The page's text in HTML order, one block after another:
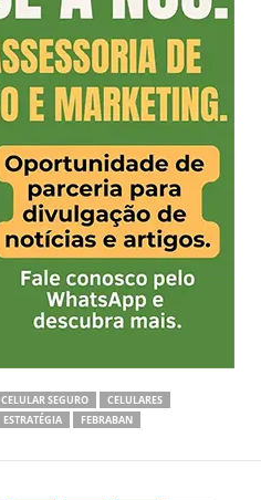
CELULAR SEGURO
CELULARES
ESTRATÉGIA
FEBRABAN